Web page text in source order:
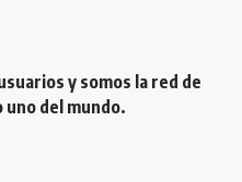
y somos la red de
del mundo.